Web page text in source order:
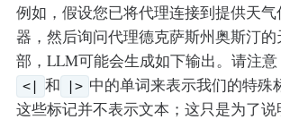
例如，假设您已将代理连接到提供天气
器，然后询问代理德克萨斯州奥斯汀
部，LLM可能会生成如下输出。请注
<| 和 |> 中的单词来表示我们的特殊
这些标记并不表示文本；这只是为了说